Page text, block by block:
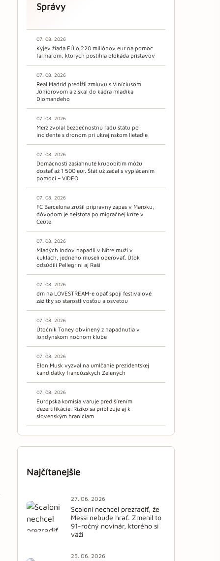
Správy
07. 08. 2026
Kyjev žiada EÚ o 220 miliónov eur na pomoc
farmárom, ktorých postihla blokáda prístavov
07. 08. 2026
Real Madrid predĺžil zmluvu s Viníciusom
Júniorovom a získal do kádra mladíka
Diomandeho
07. 08. 2026
Merz zvolal bezpečnostnú radu štátu po
incidente s dronom pri ukrajinskom lietadle
07. 08. 2026
Domácnosti zasiahnuté krupobitím môžu
dostať až 1 500 eur. Štát už začal s vyplácaním
pomoci – VIDEO
07. 08. 2026
FC Barcelona zrušil prípravný zápas v Maroku,
dôvodom je neistota po migračnej kríze v
Ceute
07. 08. 2026
Mladých Indov napadli v Nitre muži v
kuklách, jedného museli operovať. Útok
odsúdili Pellegrini aj Raši
07. 08. 2026
dm na LOVESTREAM-e opäť spojí festivalové
zážitky so starostlivosťou a osvetou
07. 08. 2026
Útočník Toney obvinený z napadnutia v
londýnskom nočnom klube
07. 08. 2026
Elon Musk vyzval na umlčanie prezidentskej
kandidátky francúzskych Zelených
07. 08. 2026
Európska komisia varuje pred šírením
dezertifikácie. Riziko sa približuje aj k
slovenským hraniciam
Najčítanejšie
27. 06. 2026
Scaloni nechcel prezradiť, že
Messi nebude hrať. Zmenil to
91-ročný novinár, ktorého si
váži
25. 06. 2026